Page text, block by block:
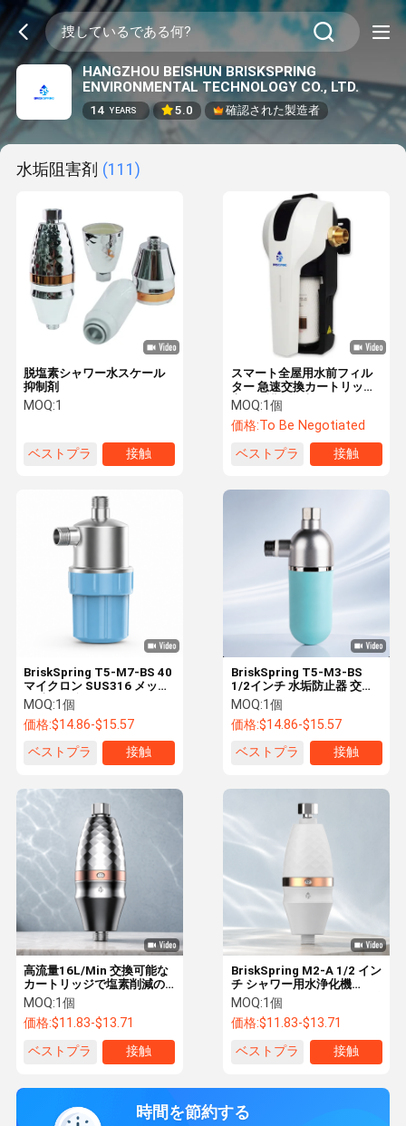
HANGZHOU BEISHUN BRISKSPRING
ENVIRONMENTAL TECHNOLOGY CO., LTD.
14 YEARS 5.0 確認された製造者
水垢阻害剤 (111)
脱塩素シャワー水スケール
抑制剤
MOQ:1
ベストプラ
接触
スマート全屋用水前フィル
ター 急速交換カートリッジ
高圧保護と色表示
MOQ:1個
価格:To Be Negotiated
ベストプラ
接触
BriskSpring T5-M7-BS 40
マイクロン SUS316 メッシ
ュ,交換可能なカートリッジ,
30 L/min 流量率の商用水垢
阻害器
MOQ:1個
価格:$14.86-$15.57
ベストプラ
接触
BriskSpring T5-M3-BS
1/2インチ 水垢防止器 交換
カートリッジ付き マルチス
テージろ過 コンパクトエン
ドポイント設置用
MOQ:1個
価格:$14.86-$15.57
ベストプラ
接触
高流量16L/Min 交換可能な
カートリッジで塩素削減の
ためのインラインシャワー
水フィルター
MOQ:1個
価格:$11.83-$13.71
ベストプラ
接触
BriskSpring M2-A 1/2 イン
チ シャワー用水浄化機
316L ステンレス鋼網と銀活
性炭 MSAP KDF 高効率の過
濾
MOQ:1個
価格:$11.83-$13.71
ベストプラ
接触
時間を節約する